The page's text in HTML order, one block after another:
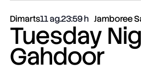
Dimarts11 ag.23:59 Jamboree
Tuesday
Gahdoor